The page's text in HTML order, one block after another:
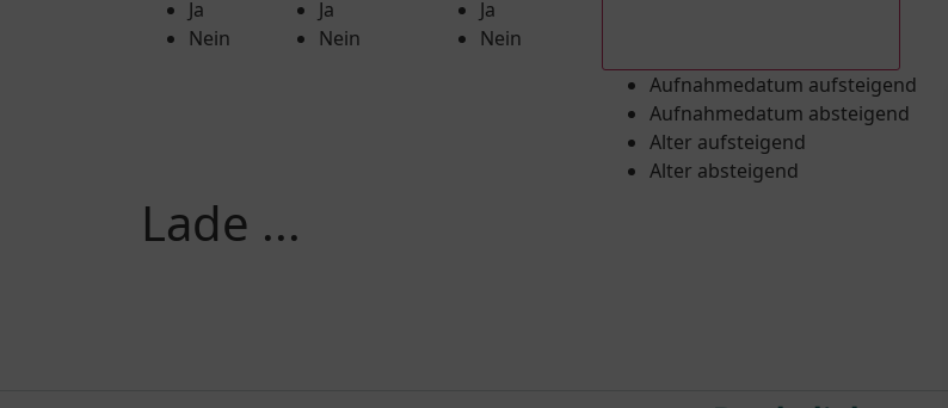
Ja
Nein
Ja
Nein
Ja
Nein
Aufnahmedatum aufsteigend
Aufnahmedatum absteigend
Alter aufsteigend
Alter absteigend
Lade ...